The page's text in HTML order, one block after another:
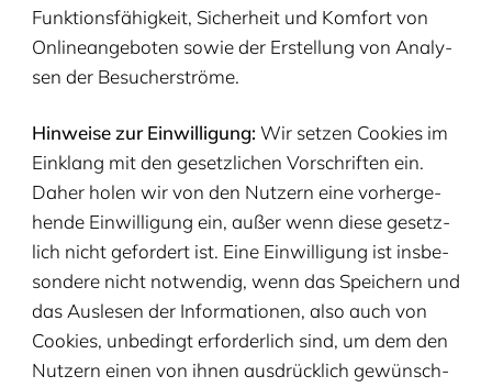
Funk­ti­ons­fä­hig­keit, Sicher­heit und Kom­fort von
Online­an­ge­bo­ten sowie der Erstel­lung von Ana­ly­
sen der Besucherströme.
Hin­wei­se zur Ein­wil­li­gung: Wir set­zen Cookies im
Ein­klang mit den gesetz­li­chen Vor­schrif­ten ein.
Daher holen wir von den Nut­zern eine vor­her­ge­
hen­de Ein­wil­li­gung ein, außer wenn die­se gesetz­
lich nicht gefor­dert ist. Eine Ein­wil­li­gung ist ins­be­
son­de­re nicht not­wen­dig, wenn das Spei­chern und
das Aus­le­sen der Infor­ma­tio­nen, also auch von
Cookies, unbe­dingt erfor­der­lich sind, um dem den
Nut­zern einen von ihnen aus­drück­lich gewünsch­